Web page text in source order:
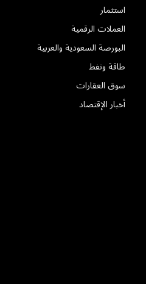
استثمار
العملات الرقمية
البورصة السعودية والعربية
طاقة ونفط
سوق العقارات
أخبار الإقتصاد